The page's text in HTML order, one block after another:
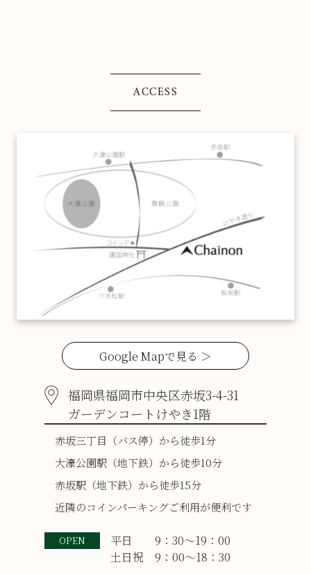
ACCESS
Google Mapで見る ＞
福岡県福岡市中央区赤坂3-4-31
ガーデンコートけやき1階
赤坂三丁目（バス停）から徒歩1分
大濠公園駅（地下鉄）から徒歩10分
赤坂駅（地下鉄）から徒歩15分
近隣のコインパーキングご利用が便利です
OPEN
平日 9：30〜19：00
土日祝 9：00〜18：30